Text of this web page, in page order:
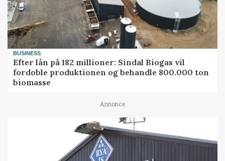
BUSINESS
Efter lån på 182 millioner: Sindal Biogas vil
fordoble produktionen og behandle 800.000 ton
biomasse
Annonce